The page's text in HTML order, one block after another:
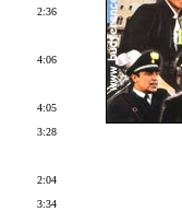
2:36
4:06
4:05
3:28
2:04
3:34